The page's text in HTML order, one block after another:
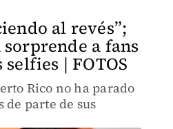
al revés”;
a fans
| FOTOS
Rico no ha parado
parte de sus